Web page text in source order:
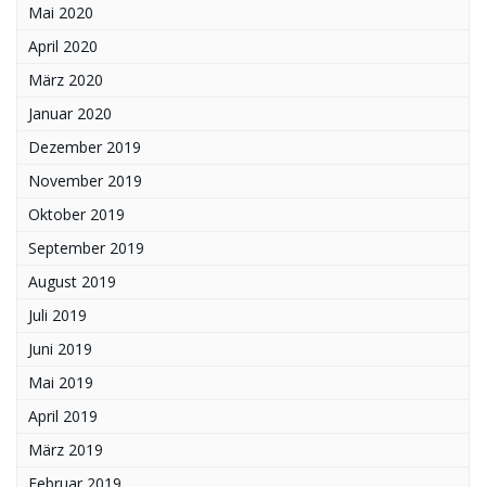
Mai 2020
April 2020
März 2020
Januar 2020
Dezember 2019
November 2019
Oktober 2019
September 2019
August 2019
Juli 2019
Juni 2019
Mai 2019
April 2019
März 2019